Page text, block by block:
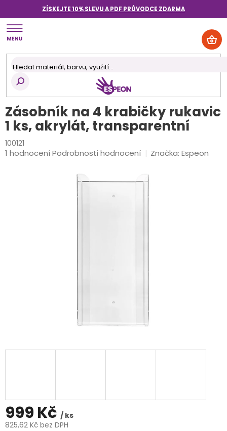
obsah
ZÍSKEJTE 10% SLEVU A PDF PRŮVODCE ZDARMA
Zásobník na 4 krabičky rukavic
1 ks, akrylát, transparentní
100121
Průměrné
1 hodnoceníPodrobnosti hodnocení Značka:Espeon
999 Kč / ks
825,62 Kč bez DPH